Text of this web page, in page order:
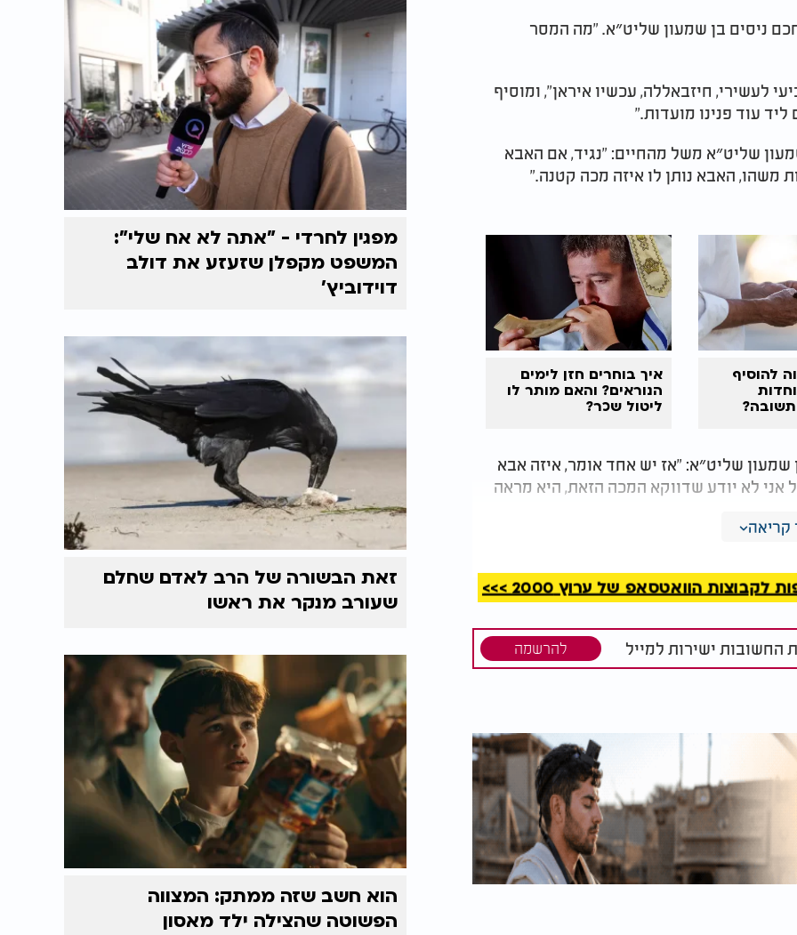
ניסים בן שמעון שליט״א. "מה המסר
לעשירי, חיזבאללה, עכשיו איראן", ומוסיף
עוד פנינו מועדות."
שליט״א משל מהחיים: "נגיד, אם האבא
משהו, האבא נותן לו איזה מכה קטנה."
להוסיף
איך בוחרים חזן לימים
הנוראים? והאם מותר לו
ליטול שכר?
שמעון שליט״א: "אז יש אחד אומר, איזה אבא
לא יודע שדווקא המכה הזאת, היא מראה
לו".
שיבוא ויצעק לאבא: אבא, תעזור לי, אבא
בכלל..."
שמעון שליט״א: "בכל זה צריכים לתקן את
הוואטסאפ של ערוץ 2000 >>>
החשובות ישירות למייל להרשמה
מפגין לחרדי - "אתה לא אח שלי":
המשפט מקפלן שזעזע את דולב
דוידוביץ'
זאת הבשורה של הרב לאדם שחלם
שעורב מנקר את ראשו
הוא חשב שזה ממתק: המצווה
הפשוטה שהצילה ילד מאסון